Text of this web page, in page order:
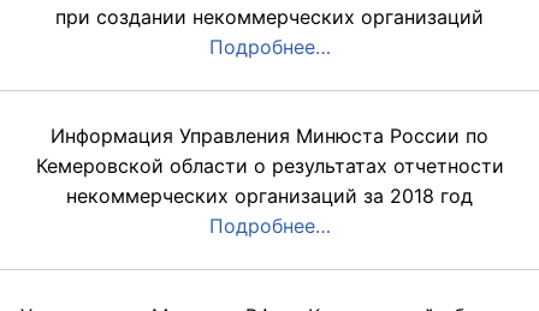
при создании некоммерческих организаций
Подробнее…
Информация Управления Минюста России по
Кемеровской области о результатах отчетности
некоммерческих организаций за 2018 год
Подробнее…